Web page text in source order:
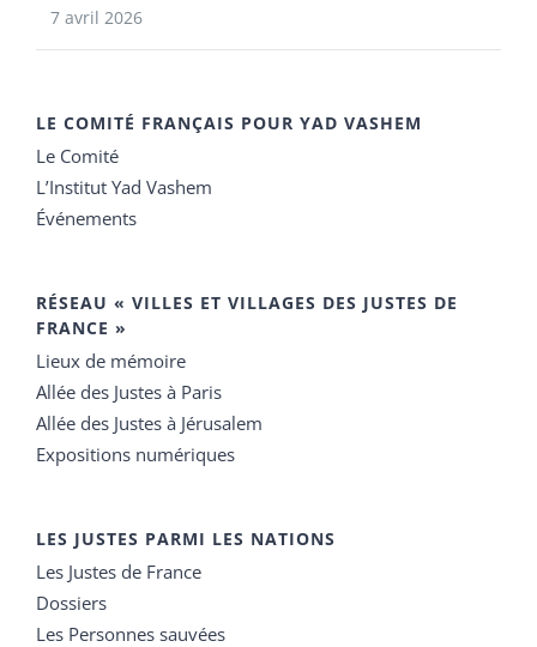
7 avril 2026
LE COMITÉ FRANÇAIS POUR YAD VASHEM
Le Comité
L’Institut Yad Vashem
Événements
RÉSEAU « VILLES ET VILLAGES DES JUSTES DE
FRANCE »
Lieux de mémoire
Allée des Justes à Paris
Allée des Justes à Jérusalem
Expositions numériques
LES JUSTES PARMI LES NATIONS
Les Justes de France
Dossiers
Les Personnes sauvées